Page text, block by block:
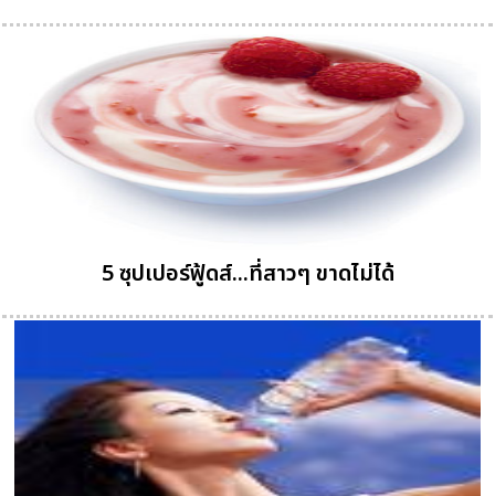
5 ซุปเปอร์ฟู้ดส์...ที่สาวๆ ขาดไม่ได้